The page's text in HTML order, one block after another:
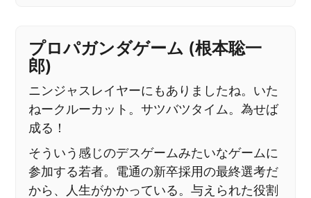
プロパガンダゲーム (根本聡一
郎)
ニンジャスレイヤーにもありましたね。いた
ねークルーカット。サツバツタイム。為せば
成る！
そういう感じのデスゲームみたいなゲームに
参加する若者。電通の新卒採用の最終選考だ
から、人生がかかっている。与えられた役割